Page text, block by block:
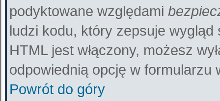
podyktowane względami
ludzi kodu, który zepsuje wygląd
HTML jest włączony, możesz
odpowiednią opcję w formularzu
Powrót do góry